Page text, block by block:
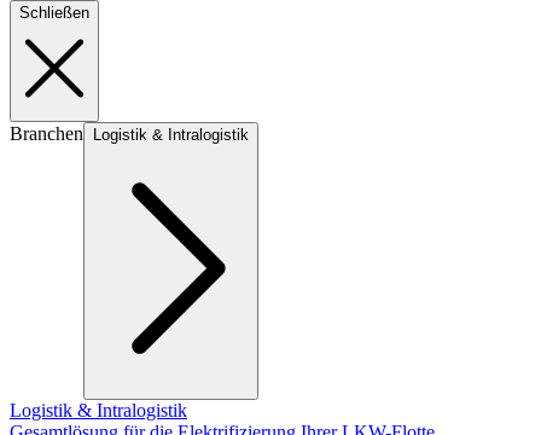
Schließen
Branchen Logistik & Intralogistik
Logistik & Intralogistik